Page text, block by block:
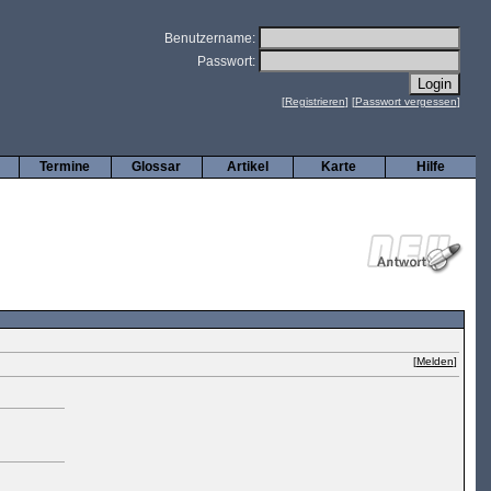
Benutzername:
Passwort:
[Registrieren] [Passwort vergessen]
Hilfe
Karte
Artikel
Glossar
Termine
[Melden]